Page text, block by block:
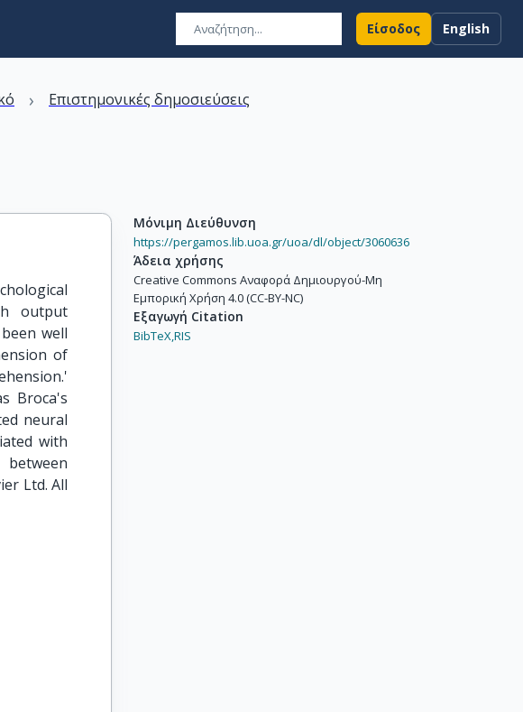
Είσοδος English
› Επιστημονικές δημοσιεύσεις
output
well
of
Broca's
neural
with
between
Ltd. All
Μόνιμη Διεύθυνση
https://pergamos.lib.uoa.gr/uoa/dl/object/3060636
Άδεια χρήσης
Creative Commons Αναφορά Δημιουργού-Μη
Εμπορική Χρήση 4.0 (CC-BY-NC)
Εξαγωγή Citation
BibTeX,RIS